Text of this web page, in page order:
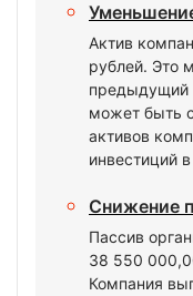
Актив
рублей. Это
предыдущий
может быть
активов
инвестиций
Снижение
Пассив
38 550
Компания